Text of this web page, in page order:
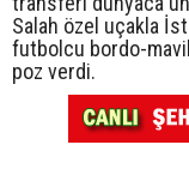
Salah özel uçakla
futbolcu bordo-
poz verdi.